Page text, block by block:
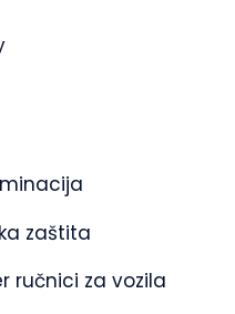
zaštita
ručnici za vozila